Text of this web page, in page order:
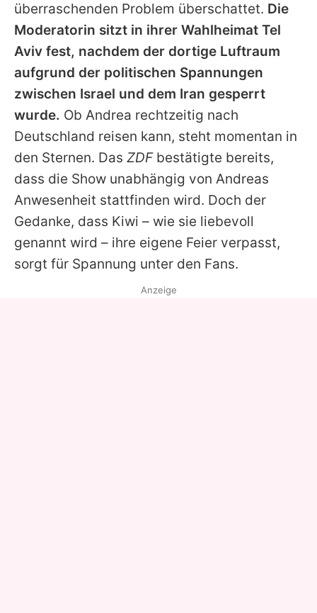
Impressum
Datenschutzerklärung
Nutzungsbedingungen
Utiq verwalten
überraschenden Problem überschattet. Die
Moderatorin sitzt in ihrer Wahlheimat Tel
Aviv fest, nachdem der dortige Luftraum
aufgrund der politischen Spannungen
zwischen Israel und dem Iran gesperrt
wurde. Ob Andrea rechtzeitig nach
Deutschland reisen kann, steht momentan in
den Sternen. Das ZDFbestätigte bereits,
dass die Show unabhängig von Andreas
Anwesenheit stattfinden wird. Doch der
Gedanke, dass Kiwi – wie sie liebevoll
genannt wird – ihre eigene Feier verpasst,
sorgt für Spannung unter den Fans.
Anzeige